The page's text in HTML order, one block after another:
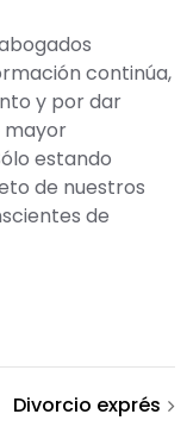
continúa,
y por dar
mayor
estando
de nuestros
de
Divorcio exprés